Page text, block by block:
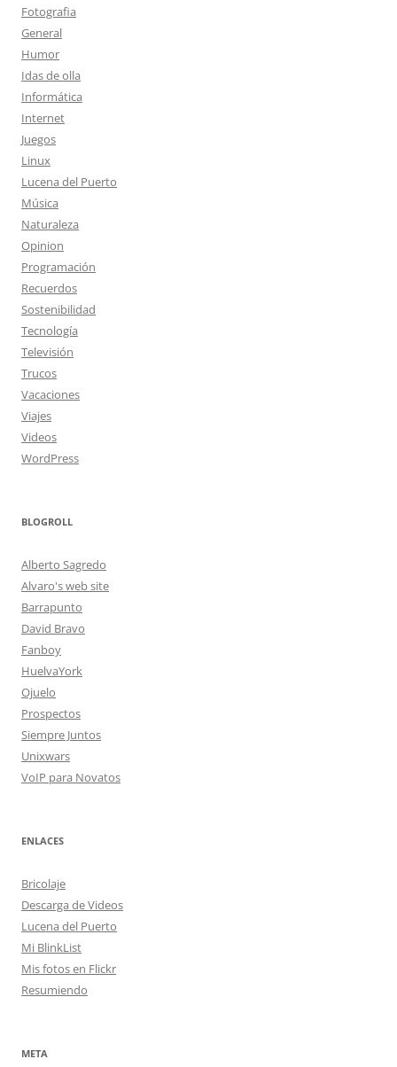
Fotografia
General
Humor
Idas de olla
Informática
Internet
Juegos
Linux
Lucena del Puerto
Música
Naturaleza
Opinion
Programación
Recuerdos
Sostenibilidad
Tecnología
Televisión
Trucos
Vacaciones
Viajes
Videos
WordPress
BLOGROLL
Alberto Sagredo
Alvaro's web site
Barrapunto
David Bravo
Fanboy
HuelvaYork
Ojuelo
Prospectos
Siempre Juntos
Unixwars
VoIP para Novatos
ENLACES
Bricolaje
Descarga de Videos
Lucena del Puerto
Mi BlinkList
Mis fotos en Flickr
Resumiendo
META